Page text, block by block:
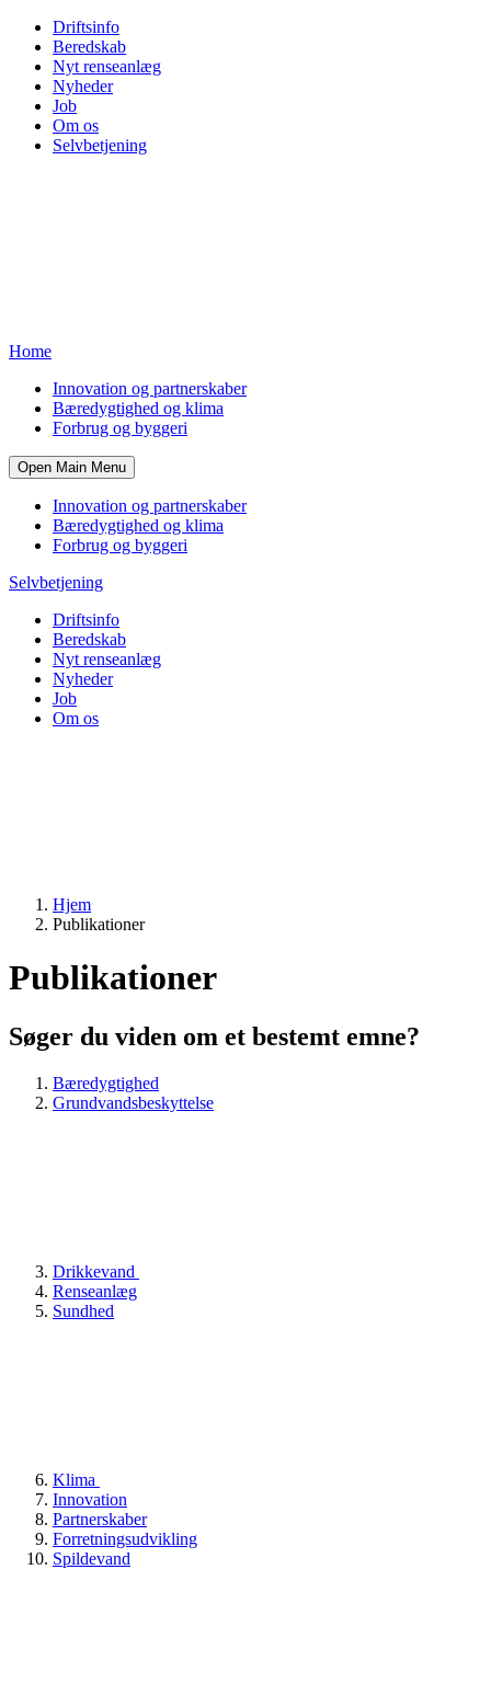
Driftsinfo
Beredskab
Nyt renseanlæg
Nyheder
Job
Om os
Selvbetjening
Home
Innovation og partnerskaber
Bæredygtighed og klima
Forbrug og byggeri
Open Main Menu
Innovation og partnerskaber
Bæredygtighed og klima
Forbrug og byggeri
Selvbetjening
Driftsinfo
Beredskab
Nyt renseanlæg
Nyheder
Job
Om os
Hjem
Publikationer
Publikationer
Søger du viden om et bestemt emne?
Bæredygtighed
Grundvandsbeskyttelse
Drikkevand
Renseanlæg
Sundhed
Klima
Innovation
Partnerskaber
Forretningsudvikling
Spildevand